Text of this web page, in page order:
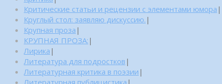
Критические статьи и рецензии с элементами юмора |
Круглый стол: заявляю дискуссию. |
Крупная проза |
КРУПНАЯ ПРОЗА: |
Лирика |
Литература для подростков |
Литературная критика в поэзии |
Литературная публицистика |